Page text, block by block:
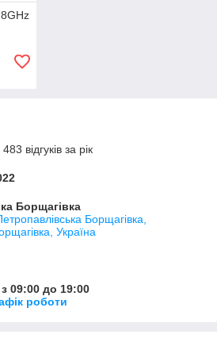
відгуків за рік
Борщагівка
Борщагівка,
Україна
09:00 до 19:00
роботи